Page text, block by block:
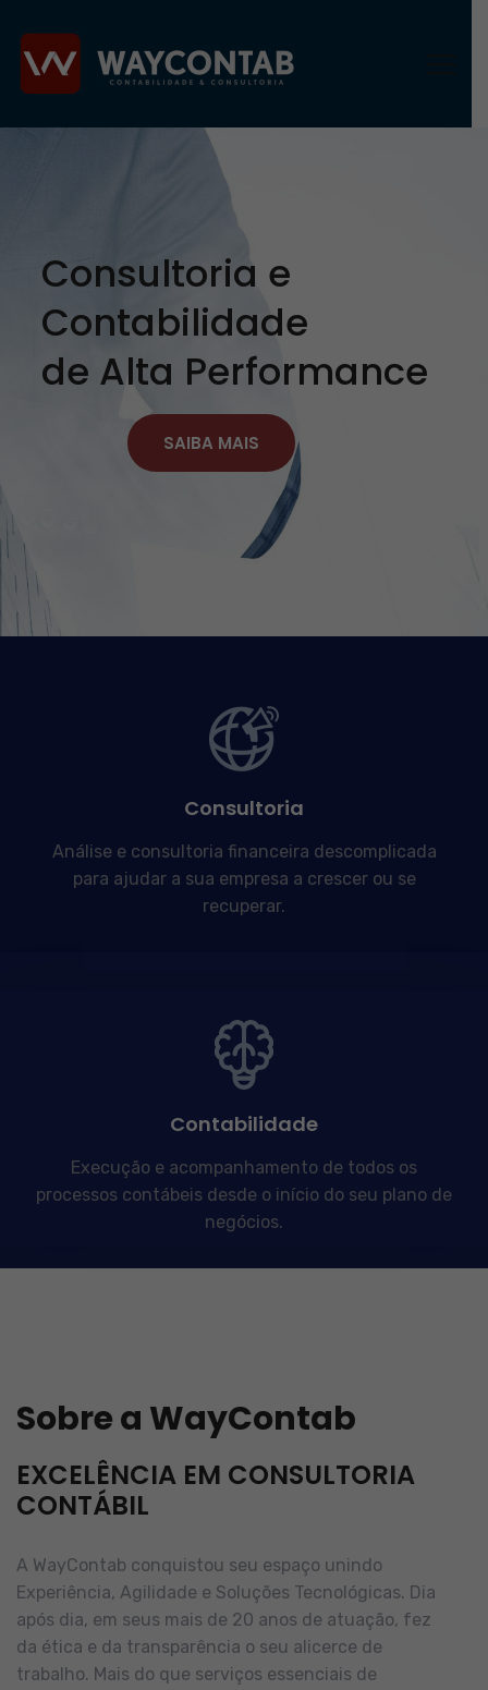
Consultoria e
Contabilidade
de Alta Performance
SAIBA MAIS
Consultoria
Análise e consultoria financeira descomplicada
para ajudar a sua empresa a crescer ou se
recuperar.
Contabilidade
Execução e acompanhamento de todos os
processos contábeis desde o início do seu plano de
negócios.
Sobre a WayContab
EXCELÊNCIA EM CONSULTORIA
CONTÁBIL
A WayContab conquistou seu espaço unindo
Experiência, Agilidade e Soluções Tecnológicas. Dia
após dia, em seus mais de 20 anos de atuação, fez
da ética e da transparência o seu alicerce de
trabalho. Mais do que serviços essenciais de